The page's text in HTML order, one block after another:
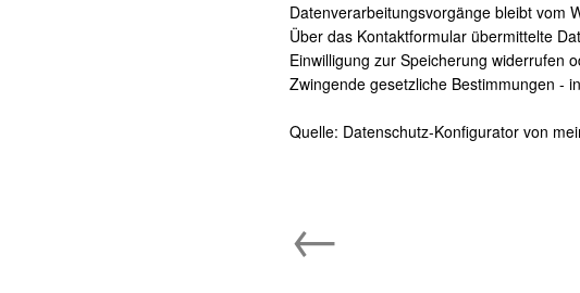
Datenverarbeitungsvorgänge bleibt vom
Über das Kontaktformular übermittelte
Einwilligung zur Speicherung widerrufen
Zwingende gesetzliche Bestimmungen -
Quelle: Datenschutz-Konfigurator von
←